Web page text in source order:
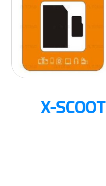
كارت ميموري X-SCOOT